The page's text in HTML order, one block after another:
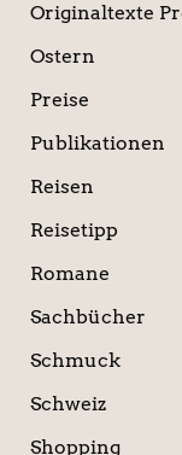
Originaltexte
Ostern
Preise
Publikationen
Reisen
Reisetipp
Romane
Sachbücher
Schmuck
Schweiz
Shopping